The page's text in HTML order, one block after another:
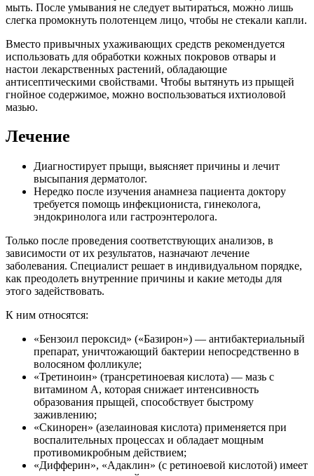
мыть. После умывания не следует вытираться, можно лишь
слегка промокнуть полотенцем лицо, чтобы не стекали капли.
Вместо привычных ухаживающих средств рекомендуется
использовать для обработки кожных покровов отвары и
настои лекарственных растений, обладающие
антисептическими свойствами. Чтобы вытянуть из прыщей
гнойное содержимое, можно воспользоваться ихтиоловой
мазью.
Лечение
Диагностирует прыщи, выясняет причины и лечит
высыпания дерматолог.
Нередко после изучения анамнеза пациента доктору
требуется помощь инфекциониста, гинеколога,
эндокринолога или гастроэнтеролога.
Только после проведения соответствующих анализов, в
зависимости от их результатов, назначают лечение
заболевания. Специалист решает в индивидуальном порядке,
как преодолеть внутренние причины и какие методы для
этого задействовать.
К ним относятся:
«Бензоил пероксид» («Базирон») — антибактериальный
препарат, уничтожающий бактерии непосредственно в
волосяном фолликуле;
«Третиноин» (трансретиноевая кислота) — мазь с
витамином А, которая снижает интенсивность
образования прыщей, способствует быстрому
заживлению;
«Скинорен» (азелаиновая кислота) применяется при
воспалительных процессах и обладает мощным
противомикробным действием;
«Дифферин», «Адаклин» (с ретиноевой кислотой) имеет